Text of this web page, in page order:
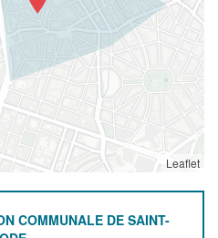
Leaflet
COMMUNALE DE SAINT-